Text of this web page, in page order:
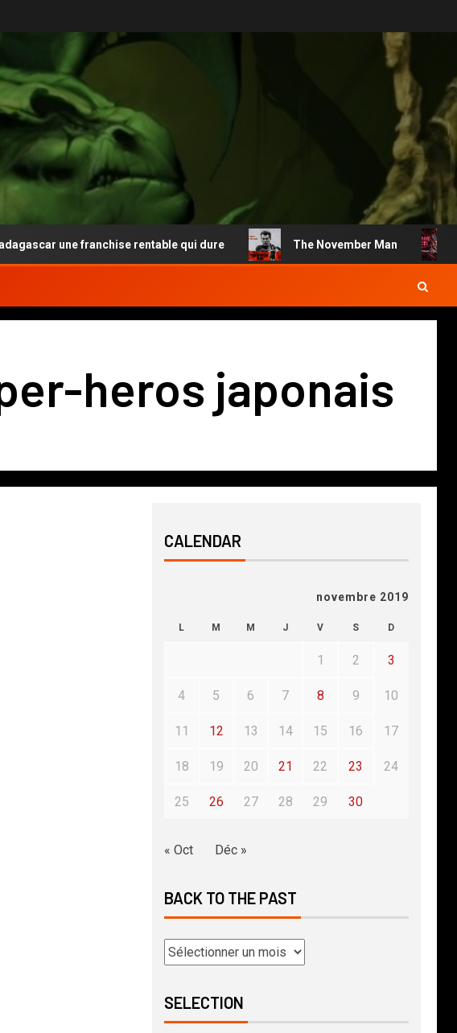
une franchise rentable qui dure The November Man
heros japonais
CALENDAR
novembre 2019
L M M J V S D
1 2 3
4 5 6 7 8 9 10
11 12 13 14 15 16 17
18 19 20 21 22 23 24
25 26 27 28 29 30
« Oct Déc »
BACK TO THE PAST
SELECTION